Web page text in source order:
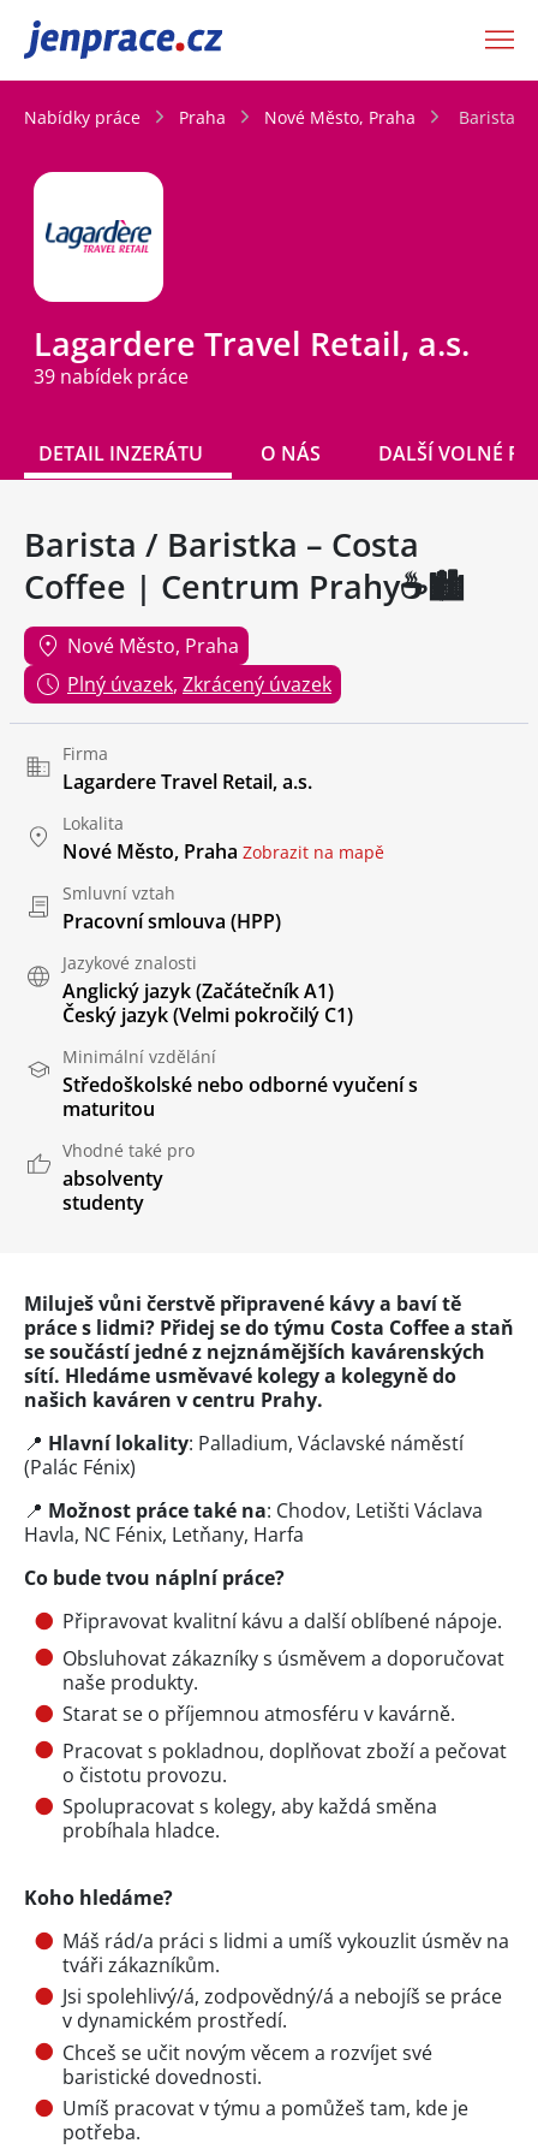
JenPráce.cz
Nabídky práce Praha Nové Město, Praha Barista /
Lagardere Travel Retail, a.s.
39 nabídek práce
DETAIL INZERÁTU O NÁS DALŠÍ VOLNÉ
Barista / Baristka – Costa
Coffee | Centrum Prahy☕️🏙️
Nové Město, Praha
Plný úvazek, Zkrácený úvazek
Firma
Lagardere Travel Retail, a.s.
Lokalita
Nové Město, Praha Zobrazit na mapě
Smluvní vztah
Pracovní smlouva (HPP)
Jazykové znalosti
Anglický jazyk(Začátečník A1)
Český jazyk(Velmi pokročilý C1)
Minimální vzdělání
Středoškolské nebo odborné vyučení s
maturitou
Vhodné také pro
absolventy
studenty
Miluješ vůni čerstvě připravené kávy a baví tě
práce s lidmi? Přidej se do týmu Costa Coffee a staň
se součástí jedné z nejznámějších kavárenských
sítí. Hledáme usměvavé kolegy a kolegyně do
našich kaváren v centru Prahy.
📍 Hlavní lokality: Palladium, Václavské náměstí
(Palác Fénix)
📍 Možnost práce také na: Chodov, Letišti Václava
Havla, NC Fénix, Letňany, Harfa
Co bude tvou náplní práce?
Připravovat kvalitní kávu a další oblíbené nápoje.
Obsluhovat zákazníky s úsměvem a doporučovat
naše produkty.
Starat se o příjemnou atmosféru v kavárně.
Pracovat s pokladnou, doplňovat zboží a pečovat
o čistotu provozu.
Spolupracovat s kolegy, aby každá směna
probíhala hladce.
Koho hledáme?
Máš rád/a práci s lidmi a umíš vykouzlit úsměv na
tváři zákazníkům.
Jsi spolehlivý/á, zodpovědný/á a nebojíš se práce
v dynamickém prostředí.
Chceš se učit novým věcem a rozvíjet své
baristické dovednosti.
Umíš pracovat v týmu a pomůžeš tam, kde je
potřeba.